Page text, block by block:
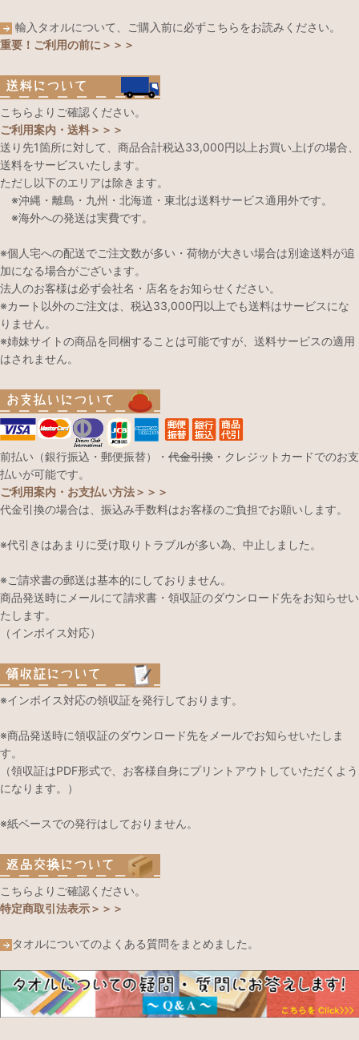
輸入タオルについて、ご購入前に必ずこちらをお読みください。
重要！ご利用の前に＞＞＞
こちらよりご確認ください。
ご利用案内・送料＞＞＞
送り先1箇所に対して、商品合計税込33,000円以上お買い上げの場合、
送料をサービスいたします。
ただし以下のエリアは除きます。
※沖縄・離島・九州・北海道・東北は送料サービス適用外です。
※海外への発送は実費です。
※個人宅への配送でご注文数が多い・荷物が大きい場合は別途送料が追
加になる場合がございます。
法人のお客様は必ず会社名・店名をお知らせください。
※カート以外のご注文は、税込33,000円以上でも送料はサービスにな
りません。
※姉妹サイトの商品を同梱することは可能ですが、送料サービスの適用
はされません。
前払い（銀行振込・郵便振替）・ 代金引換 ・クレジットカードでのお支
払いが可能です。
ご利用案内・お支払い方法＞＞＞
代金引換の場合は、振込み手数料はお客様のご負担でお願いします。
※代引きはあまりに受け取りトラブルが多い為、中止しました。
※ご請求書の郵送は基本的にしておりません。
商品発送時にメールにて請求書・領収証のダウンロード先をお知らせい
たします。
（インボイス対応）
※インボイス対応の領収証を発行しております。
※商品発送時に領収証のダウンロード先をメールでお知らせいたしま
す。
（領収証はPDF形式で、お客様自身にプリントアウトしていただくよう
になります。）
※紙ベースでの発行はしておりません。
こちらよりご確認ください。
特定商取引法表示＞＞＞
タオルについてのよくある質問をまとめました。